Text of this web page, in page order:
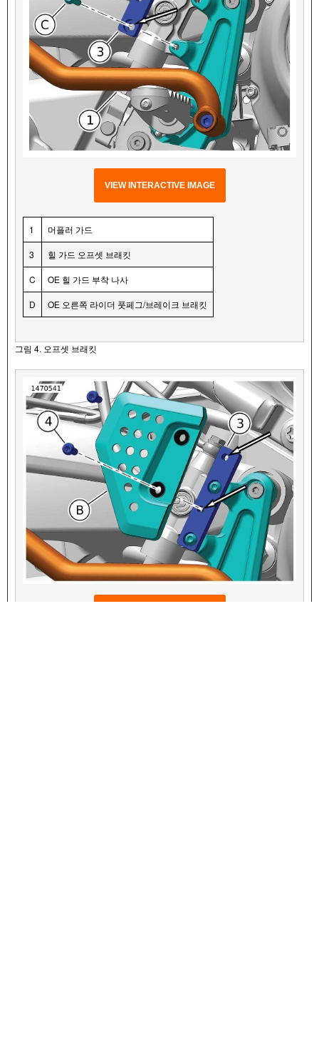
VIEW INTERACTIVE IMAGE
1 머플러 가드
3 힐 가드 오프셋 브래킷
C OE 힐 가드 부착 나사
D OE 오른쪽 라이더 풋페그/브레이크 브래킷
그림 4. 오프셋 브래킷